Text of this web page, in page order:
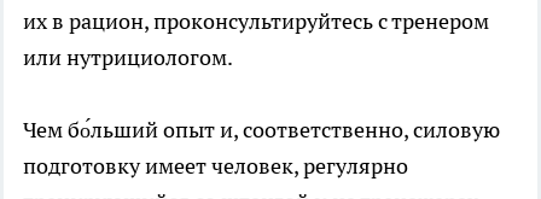
их в рацион, проконсультируйтесь с тренером
или нутрициологом.
Чем бо́льший опыт и, соответственно, силовую
подготовку имеет человек, регулярно